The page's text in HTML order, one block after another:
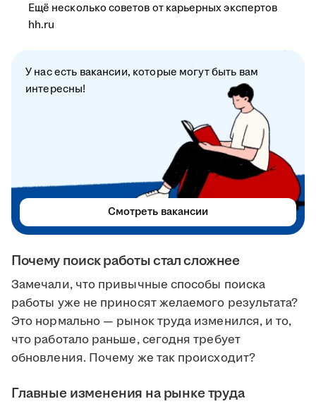
Почему поиск работы стал сложнее
Замечали, что привычные способы поиска
работы уже не приносят желаемого результата?
Это нормально — рынок труда изменился, и то,
что работало раньше, сегодня требует
обновления. Почему же так происходит?
Главные изменения на рынке труда
Ещё несколько советов от карьерных экспертов
hh.ru
У нас есть вакансии, которые могут быть вам
интересны!
Смотреть вакансии